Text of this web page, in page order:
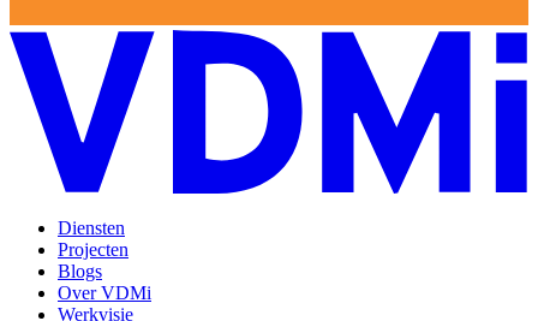
Diensten
Projecten
Blogs
Over VDMi
Werkvisie